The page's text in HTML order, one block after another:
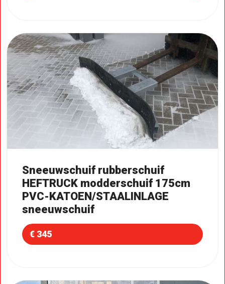
Sneeuwschuif rubberschuif
HEFTRUCK modderschuif 175cm
PVC-KATOEN/STAALINLAGE
sneeuwschuif
€ 345